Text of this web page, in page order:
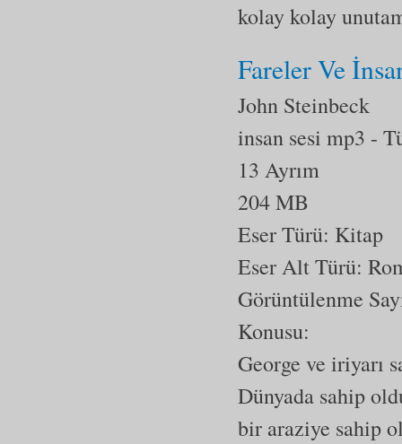
kolay kolay
Fareler Ve
John Steinbeck
insan sesi mp3 -
13 Ayrım
204 MB
Eser Türü: Kitap
Eser Alt Türü:
Görüntülenme
Konusu:
George ve iriyarı
Dünyada sahip
bir araziye sahip